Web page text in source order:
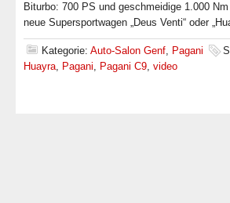
Biturbo: 700 PS und geschmeidige 1.000
neue Supersportwagen „Deus Venti“ oder
Kategorie: Auto-Salon Genf, Pagani
Huayra, Pagani, Pagani C9, video